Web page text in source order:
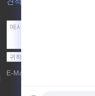
E-Mail